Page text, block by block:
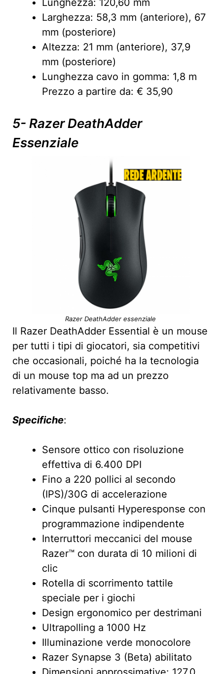
Lunghezza: 120,60 mm
Larghezza: 58,3 mm (anteriore), 67
mm (posteriore)
Altezza: 21 mm (anteriore), 37,9
mm (posteriore)
Lunghezza cavo in gomma: 1,8 m
Prezzo a partire da: € 35,90
5- Razer DeathAdder
Essenziale
Razer DeathAdder essenziale
Il Razer DeathAdder Essential è un mouse
per tutti i tipi di giocatori, sia competitivi
che occasionali, poiché ha la tecnologia
di un mouse top ma ad un prezzo
relativamente basso.
Specifiche:
Sensore ottico con risoluzione
effettiva di 6.400 DPI
Fino a 220 pollici al secondo
(IPS)/30G di accelerazione
Cinque pulsanti Hyperesponse con
programmazione indipendente
Interruttori meccanici del mouse
Razer™ con durata di 10 milioni di
clic
Rotella di scorrimento tattile
speciale per i giochi
Design ergonomico per destrimani
Ultrapolling a 1000 Hz
Illuminazione verde monocolore
Razer Synapse 3 (Beta) abilitato